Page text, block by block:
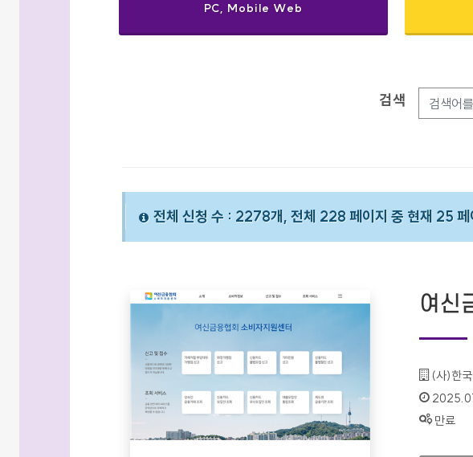
PC, Mobile Web
검색
전체 신청 수 : 2278개, 전체 228 페이지 중 현재 25 페
여신
기관명 :
(사)한
인증기
상태 :
만료